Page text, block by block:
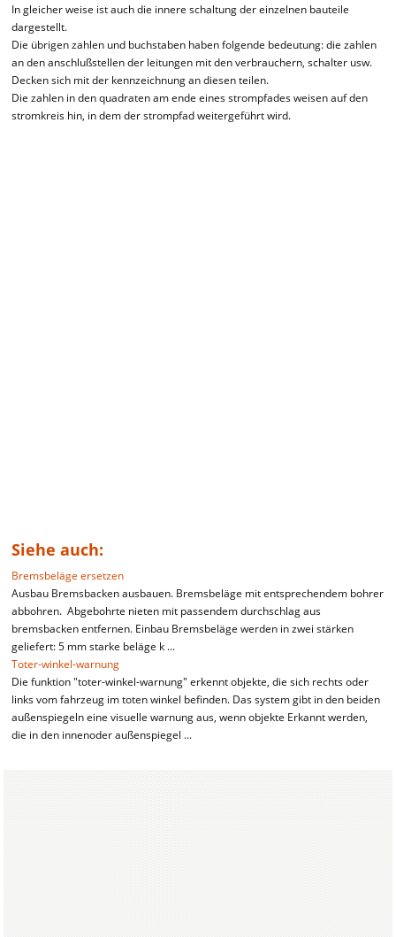
In gleicher weise ist auch die innere schaltung der einzelnen bauteile
dargestellt.
Die übrigen zahlen und buchstaben haben folgende bedeutung: die zahlen
an den anschlußstellen der leitungen mit den verbrauchern, schalter usw.
Decken sich mit der kennzeichnung an diesen teilen.
Die zahlen in den quadraten am ende eines strompfades weisen auf den
stromkreis hin, in dem der strompfad weitergeführt wird.
Siehe auch:
Bremsbeläge ersetzen
Ausbau Bremsbacken ausbauen. Bremsbeläge mit entsprechendem bohrer
abbohren. Abgebohrte nieten mit passendem durchschlag aus
bremsbacken entfernen. Einbau Bremsbeläge werden in zwei stärken
geliefert: 5 mm starke beläge k ...
Toter-winkel-warnung
Die funktion "toter-winkel-warnung" erkennt objekte, die sich rechts oder
links vom fahrzeug im toten winkel befinden. Das system gibt in den beiden
außenspiegeln eine visuelle warnung aus, wenn objekte Erkannt werden,
die in den innenoder außenspiegel ...